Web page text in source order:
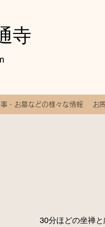
寺
・お墓などの様々な情報 お
30分ほどの坐禅